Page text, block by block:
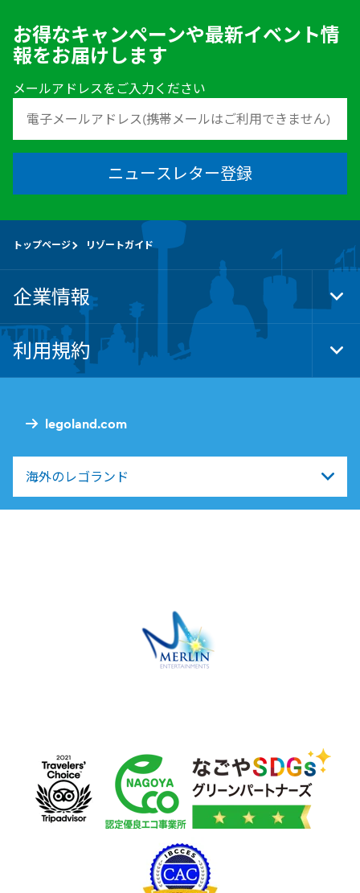
お得なキャンペーンや最新イベント情
報をお届けします
メールアドレスをご入力ください
ニュースレター登録
legoland.com
海外のレゴランド
トップページ リゾートガイド
企業情報
利用規約